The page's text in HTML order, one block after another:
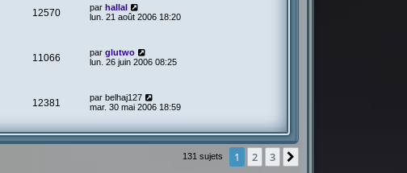
12570 par hallal
lun. 21 août 2006 18:20
11066 par glutwo
lun. 26 juin 2006 08:25
12381 par belhaj127
mar. 30 mai 2006 18:59
131 sujets 1 2 3